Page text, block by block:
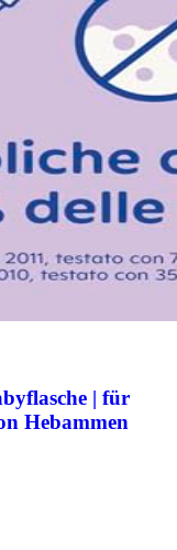
| für
Hebammen